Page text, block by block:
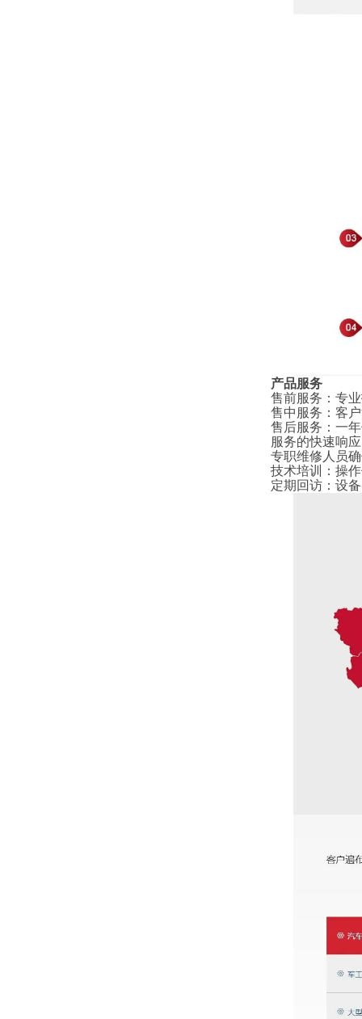
产品服务
售前服务 ： 专
售中服务 ： 客
售后服务 ： 一
服务的快速响应
专职维修人员
技术培训
： 操
定期回访 ： 设